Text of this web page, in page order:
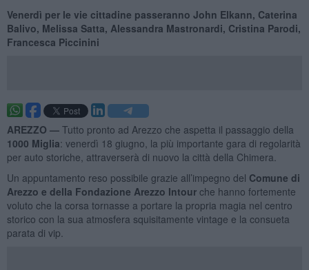
Venerdì per le vie cittadine passeranno John Elkann, Caterina
Balivo, Melissa Satta, Alessandra Mastronardi, Cristina Parodi,
Francesca Piccinini
AREZZO — Tutto pronto ad Arezzo che aspetta il passaggio della
1000 Miglia: venerdì 18 giugno, la più importante gara di regolarità
per auto storiche, attraverserà di nuovo la città della Chimera.
Un appuntamento reso possibile grazie all’impegno del Comune di
Arezzo e della Fondazione Arezzo Intour che hanno fortemente
voluto che la corsa tornasse a portare la propria magia nel centro
storico con la sua atmosfera squisitamente vintage e la consueta
parata di vip.